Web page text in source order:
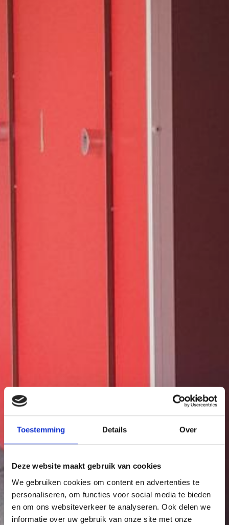
Toestemming Details Over
Deze website maakt gebruik van cookies
We gebruiken cookies om content en advertenties te
personaliseren, om functies voor social media te bieden
en om ons websiteverkeer te analyseren. Ook delen we
informatie over uw gebruik van onze site met onze